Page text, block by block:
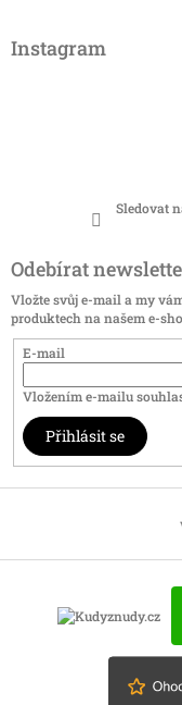
Instagram
Sledovat
Odebírat
Vložte svůj e-mail a my
produktech na našem e-
E-mail
Vložením e-mailu
Přihlásit se